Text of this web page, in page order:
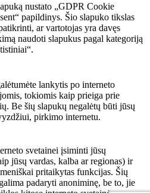
nustato „GDPR Cookie
papildinys. Šio slapuko tikslas
ar vartotojas yra davęs
naudoti slapukus pagal kategoriją
lankytis po interneto
tokiomis kaip prieiga prie
Be šių slapukų negalėtų būti jūsų
pirkimo internetu.
svetainei įsiminti jūsų
jūsų vardas, kalba ar regionas) ir
pritaikytas funkcijas. Šių
padaryti anoniminę, be to, jie